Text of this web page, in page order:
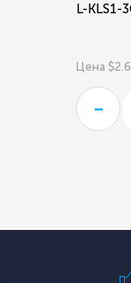
L-KLS1-
Цена
-